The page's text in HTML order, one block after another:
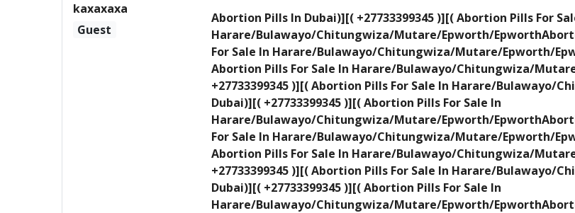
kaxaxaxa
Guest
Abortion Pills In Dubai)][( +27733399345 )][( Abortion Pills For
Harare/Bulawayo/Chitungwiza/Mutare/Epworth/
For Sale In Harare/Bulawayo/Chitungwiza/Mutare/Epworth/
Abortion Pills For Sale In Harare/Bulawayo/Chitungwiza/
+27733399345 )][( Abortion Pills For Sale In Harare/
Dubai)][( +27733399345 )][( Abortion Pills For Sale In
Harare/Bulawayo/Chitungwiza/Mutare/Epworth/
For Sale In Harare/Bulawayo/Chitungwiza/Mutare/Epworth/
Abortion Pills For Sale In Harare/Bulawayo/Chitungwiza/
+27733399345 )][( Abortion Pills For Sale In Harare/
Dubai)][( +27733399345 )][( Abortion Pills For Sale In
Harare/Bulawayo/Chitungwiza/Mutare/Epworth/